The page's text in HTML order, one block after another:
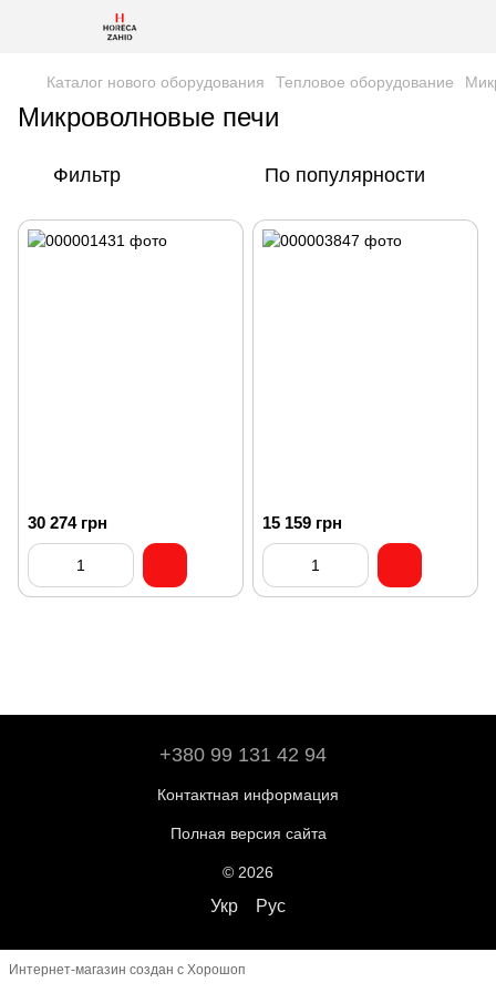
Каталог нового оборудования Тепловое оборудование
Микроволновые печи
Фильтр По популярности
30 274 грн 15 159 грн
+380 99 131 42 94
Контактная информация
Полная версия сайта
© 2026
Укр Рус
Интернет-магазин создан с Хорошоп